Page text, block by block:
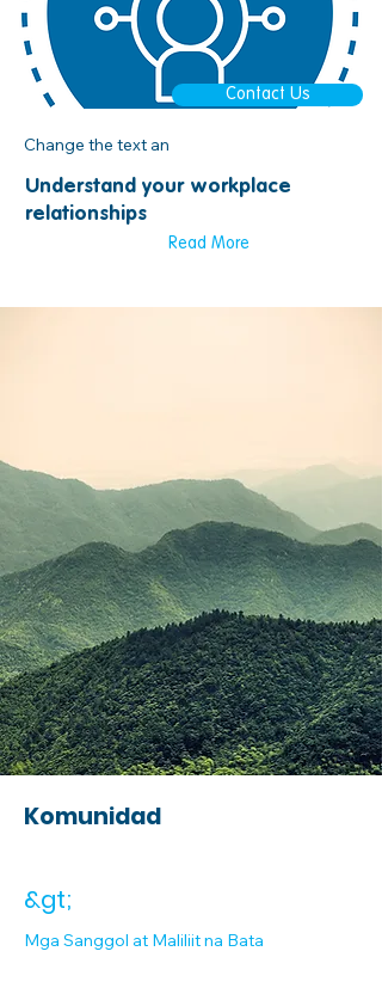
Contact Us
Change the text an
Understand your workplace
relationships
Read More
Komunidad
&gt;
Mga Sanggol at Maliliit na Bata